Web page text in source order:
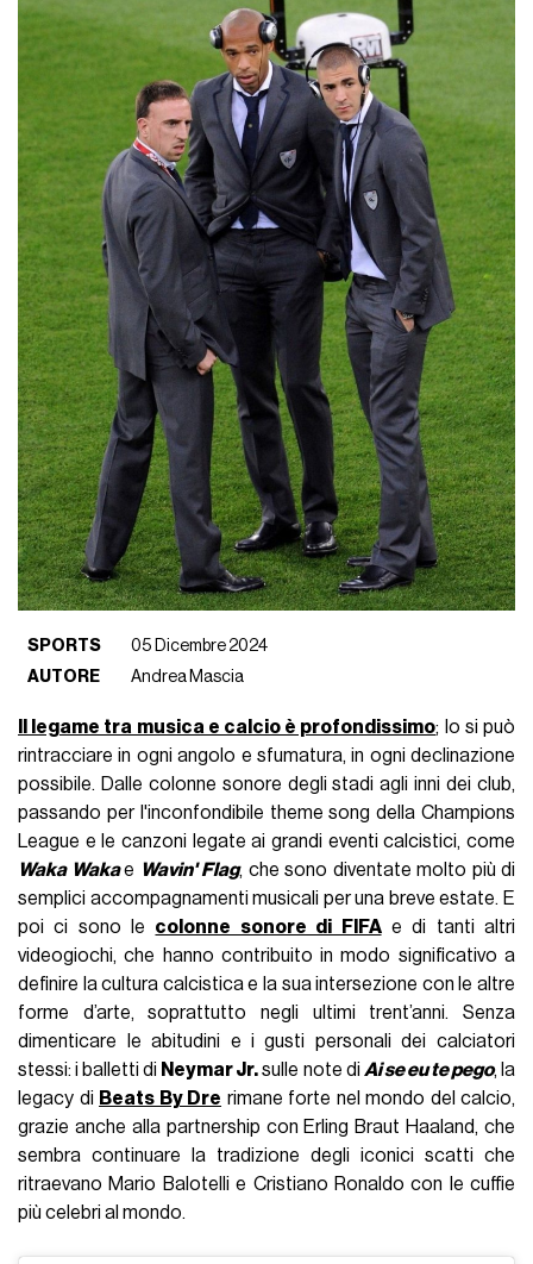
SPORTS
05 Dicembre 2024
AUTORE
Andrea Mascia
Il legame tra musica e calcio è profondissimo; lo si può
rintracciare in ogni angolo e sfumatura, in ogni declinazione
possibile. Dalle colonne sonore degli stadi agli inni dei club,
passando per l'inconfondibile theme song della Champions
League e le canzoni legate ai grandi eventi calcistici, come
Waka Wakae Wavin' Flag, che sono diventate molto più di
semplici accompagnamenti musicali per una breve estate. E
poi ci sono le colonne sonore di FIFAe di tanti altri
videogiochi, che hanno contribuito in modo significativo a
definire la cultura calcistica e la sua intersezione con le altre
forme d’arte, soprattutto negli ultimi trent’anni. Senza
dimenticare le abitudini e i gusti personali dei calciatori
stessi: i balletti di Neymar Jr.sulle note di Ai se eu te pego, la
legacy di Beats By Dre rimane forte nel mondo del calcio,
grazie anche alla partnership con Erling Braut Haaland, che
sembra continuare la tradizione degli iconici scatti che
ritraevano Mario Balotelli e Cristiano Ronaldo con le cuffie
più celebri al mondo.